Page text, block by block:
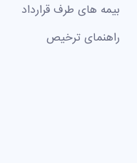
بیمه های طرف قرارداد
راهنمای ترخیص